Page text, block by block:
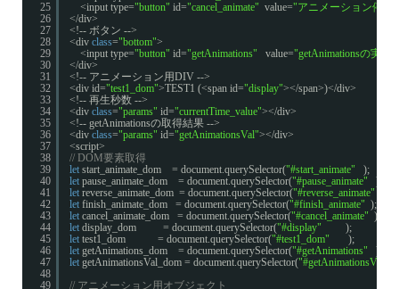
25
26
27
28
29
30
31
32
33
34
35
36
37
38
39
40
41
42
43
44
45
46
47
48
49
<input type="button" id="cancel_animate" value="アニメーション停止"
</div>
<!-- ボタン -->
<div class="bottom">
<input type="button" id="getAnimations" value="getAnimationsの実行"
</div>
<!-- アニメーション用DIV -->
<div id="test1_dom">TEST1 (<span id="display"></span>)</div>
<!-- 再生秒数 -->
<div class="params" id="currentTime_value"></div>
<!-- getAnimationsの取得結果 -->
<div class="params" id="getAnimationsVal"></div>
<script>
// DOM要素取得
let start_animate_dom    = document.querySelector("#start_animate"
);
let pause_animate_dom    = document.querySelector("#pause_animate"
);
let reverse_animate_dom  = document.querySelector("#reverse_animate"
let finish_animate_dom   = document.querySelector("#finish_animate" );
let cancel_animate_dom   = document.querySelector("#cancel_animate" );
let display_dom          = document.querySelector("#display"
);
let test1_dom            = document.querySelector("#test1_dom"
);
let getAnimations_dom    = document.querySelector("#getAnimations"
);
let getAnimationsVal_dom = document.querySelector("#getAnimationsVal"
// アニメーション用オブジェクト